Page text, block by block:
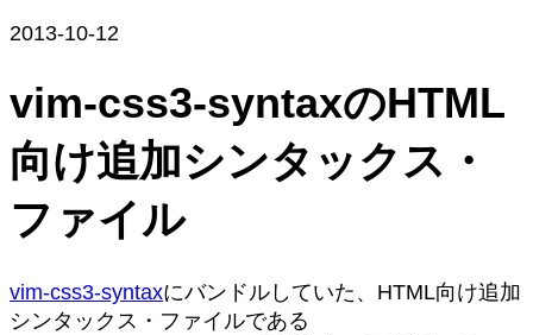
2013-10-12
vim-css3-syntaxのHTML
向け追加シンタックス・
ファイル
vim-css3-syntaxにバンドルしていた、HTML向け追加
シンタックス・ファイルである